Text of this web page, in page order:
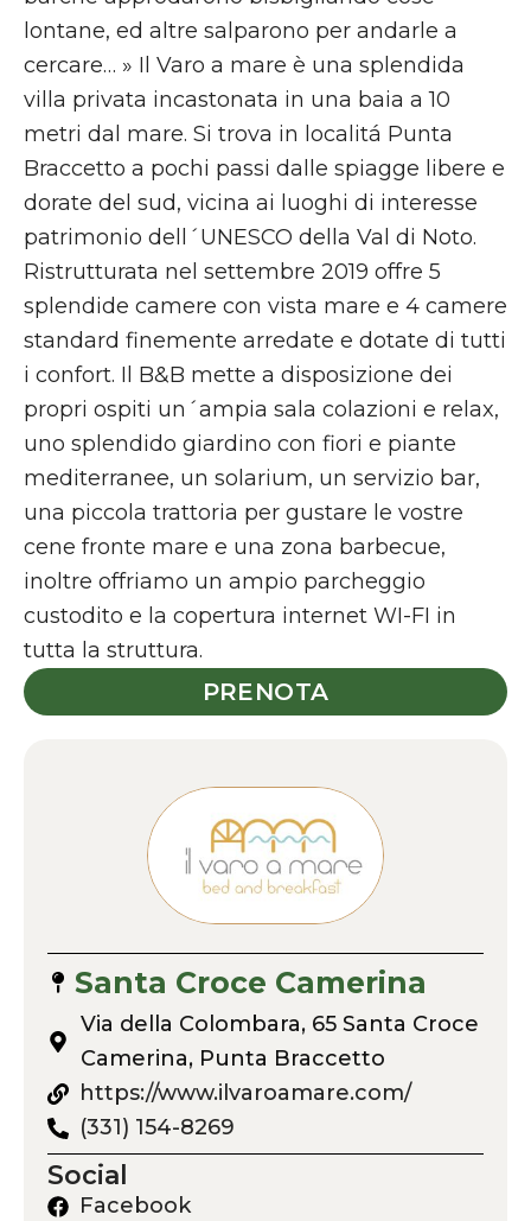
lontane, ed altre salparono per andarle a
cercare… » Il Varo a mare è una splendida
villa privata incastonata in una baia a 10
metri dal mare. Si trova in localitá Punta
Braccetto a pochi passi dalle spiagge libere e
dorate del sud, vicina ai luoghi di interesse
patrimonio dell´UNESCO della Val di Noto.
Ristrutturata nel settembre 2019 offre 5
splendide camere con vista mare e 4 camere
standard finemente arredate e dotate di tutti
i confort. Il B&B mette a disposizione dei
propri ospiti un´ampia sala colazioni e relax,
uno splendido giardino con fiori e piante
mediterranee, un solarium, un servizio bar,
una piccola trattoria per gustare le vostre
cene fronte mare e una zona barbecue,
inoltre offriamo un ampio parcheggio
custodito e la copertura internet WI-FI in
tutta la struttura.
PRENOTA
Santa Croce Camerina
Via della Colombara, 65 Santa Croce
Camerina, Punta Braccetto
https://www.ilvaroamare.com/
(331) 154-8269
Social
Facebook